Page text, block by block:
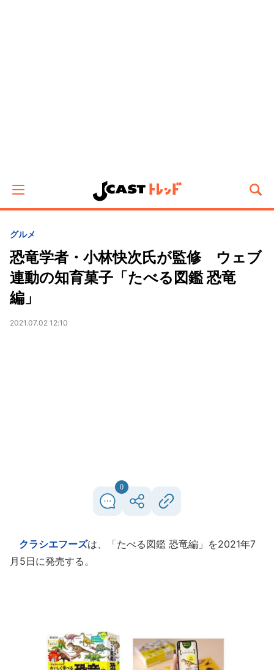
グルメ
恐竜学者・小林快次氏が監修 ウェブ
連動の知育菓子「たべる図鑑 恐竜
編」
2021.07.02 12:10
0
クラシエフーズは、「たべる図鑑 恐竜編」を2021年7
月5日に発売する。